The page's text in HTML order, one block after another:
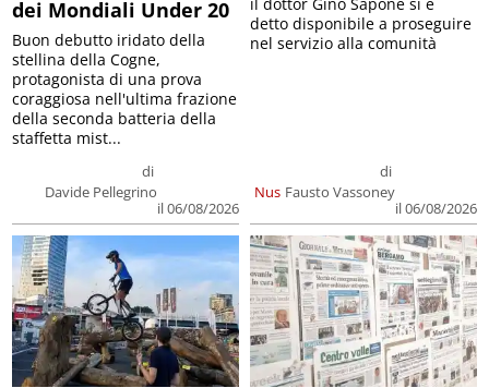
dei Mondiali Under 20
di
Davide Pellegrino
il 06/08/2026
Buon debutto iridato della
stellina della Cogne,
protagonista di una prova
coraggiosa nell'ultima frazione
della seconda batteria della
staffetta mist...
Nus
di
Fausto Vassoney
il 06/08/2026
detto disponibile a proseguire
nel servizio alla comunità